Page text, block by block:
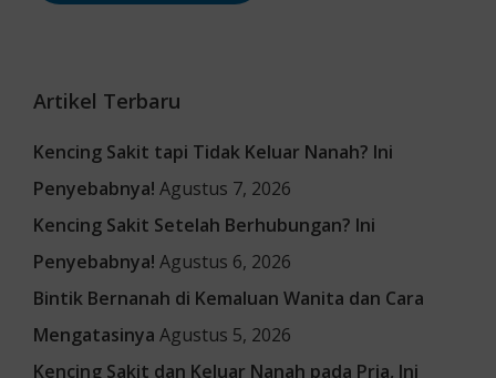
Artikel Terbaru
Kencing Sakit tapi Tidak Keluar Nanah? Ini
Penyebabnya! Agustus 7, 2026
Kencing Sakit Setelah Berhubungan? Ini
Penyebabnya! Agustus 6, 2026
Bintik Bernanah di Kemaluan Wanita dan Cara
Mengatasinya Agustus 5, 2026
Kencing Sakit dan Keluar Nanah pada Pria, Ini